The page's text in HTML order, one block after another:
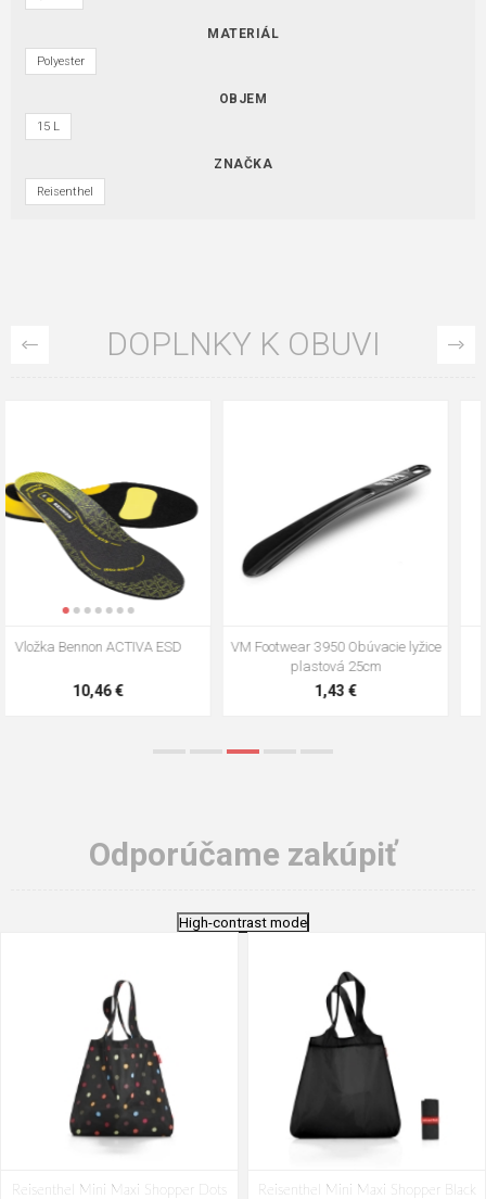
MATERIÁL
Polyester
OBJEM
15 L
ZNAČKA
Reisenthel
DOPLNKY K OBUVI
VM Footwear 3009 Vkladacia
5,21 €
VM Footwear 3102 Šnúrky ploché
0,79 €
Odporúčame zakúpiť
High-contrast mode
Reisenthel Mini Maxi Shopper Dots
Reisenthel Mini Maxi Shopper Black